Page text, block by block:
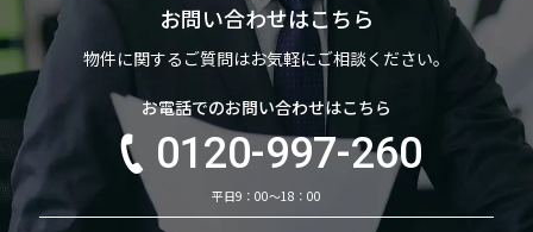
お問い合わせはこちら
物件に関するご質問はお気軽にご相談ください。
お電話でのお問い合わせはこちら
0120-997-260
平日9：00～18：00